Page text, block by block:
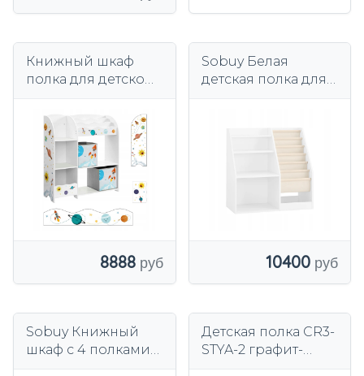
Книжный шкаф
полка для детской
100 органайзер с 2
контейнерами
8888
Sobuy Белая
детская полка для
10400
Sobuy Книжный
шкаф с 4 полками
Детская полка CR3-
STYA-2 графит-